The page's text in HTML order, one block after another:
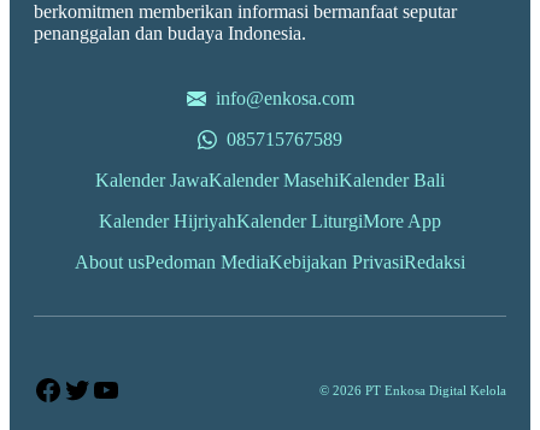
berkomitmen memberikan informasi bermanfaat seputar
penanggalan dan budaya Indonesia.
info@enkosa.com
085715767589
Kalender JawaKalender MasehiKalender Bali
Kalender HijriyahKalender LiturgiMore App
About usPedoman MediaKebijakan PrivasiRedaksi
Facebook
Twitter
YouTube © 2026 PT Enkosa Digital Kelola